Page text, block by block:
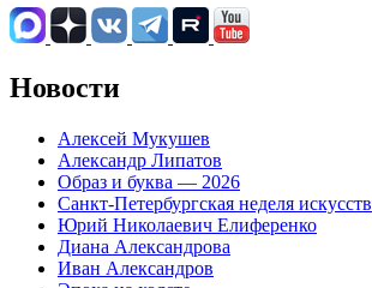
Новости
Алексей Мукушев
Александр Липатов
Образ и буква — 2026
Санкт-Петербургская неделя искусств
Юрий Николаевич Елиференко
Диана Александрова
Иван Александров